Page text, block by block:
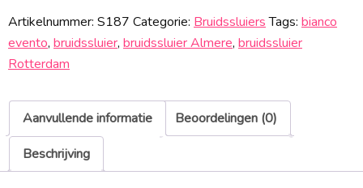
Artikelnummer: S187 Categorie: Bruidssluiers Tags: bianco
evento, bruidssluier, bruidssluier Almere, bruidssluier
Rotterdam
Aanvullende informatie
Beoordelingen (0)
Beschrijving